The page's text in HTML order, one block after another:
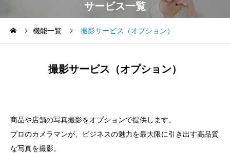
サービス一覧
機能一覧 撮影サービス（オプション）
撮影サービス（オプション）
商品や店舗の写真撮影をオプションで提供します。
プロのカメラマンが、ビジネスの魅力を最大限に引き出す高品質
な写真を撮影。